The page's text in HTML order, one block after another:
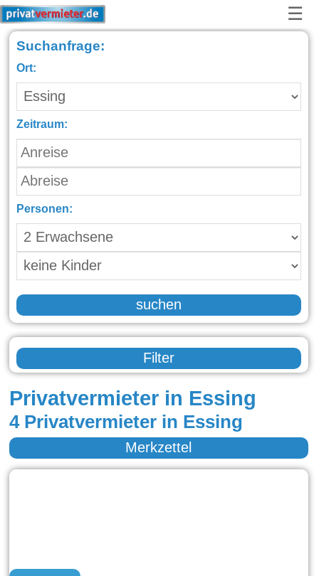
☰
Suchanfrage:
Ort:
Zeitraum:
Personen:
suchen
Filter
Privatvermieter in Essing
4 Privatvermieter in Essing
Merkzettel